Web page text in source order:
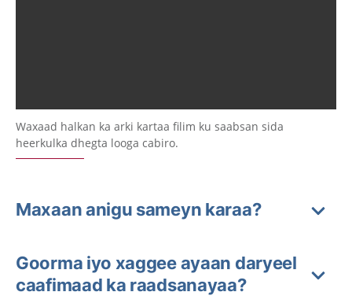
Waxaad halkan ka arki kartaa filim ku saabsan sida
heerkulka dhegta looga cabiro.
Maxaan anigu sameyn karaa?
Goorma iyo xaggee ayaan daryeel
caafimaad ka raadsanayaa?